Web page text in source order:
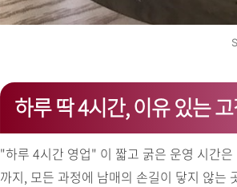
하루 딱 4시간, 이유 있는
"하루 4시간 영업" 이 짧고 굵은 운영 시간
까지, 모든 과정에 남매의 손길이 닿지 않는